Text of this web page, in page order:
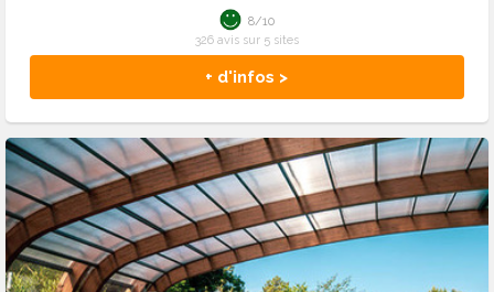
+ d'infos >
8/10
326 avis sur 5 sites